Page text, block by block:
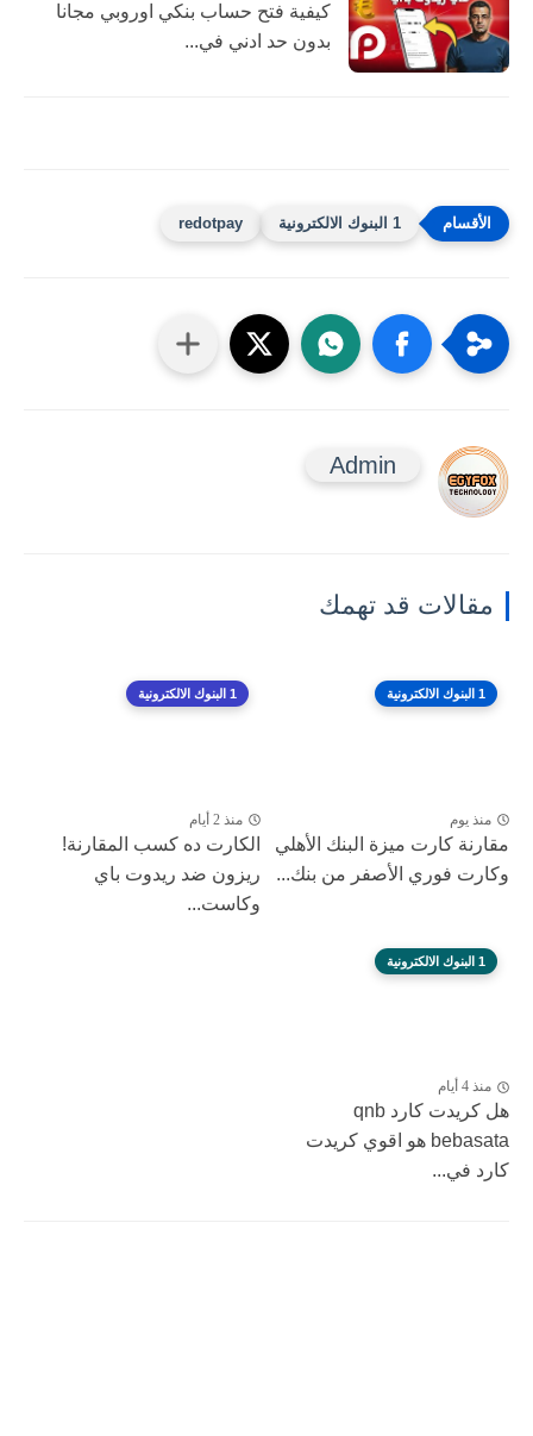
كيفية فتح حساب بنكي اوروبي مجانا
بدون حد ادني في...
1 البنوك الالكترونية redotpay
Admin
مقالات قد تهمك
1 البنوك الالكترونية
منذ يوم
مقارنة كارت ميزة البنك الأهلي
وكارت فوري الأصفر من بنك...
1 البنوك الالكترونية
منذ 2 أيام
الكارت ده كسب المقارنة!
ريزون ضد ريدوت باي
وكاست...
1 البنوك الالكترونية
منذ 4 أيام
هل كريدت كارد qnb
bebasata هو اقوي كريدت
كارد في...